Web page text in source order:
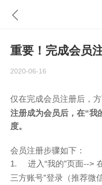
重要！完成会员
2020-06-16
仅在完成会员注册后，
注册成为会员后，在“我
度。
会员注册步骤如下：
1. 进入“我的”页面-->
三方账号”登录（推荐微